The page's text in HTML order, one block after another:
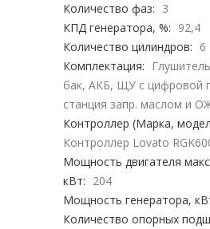
Количество фаз: 3
КПД генератора, %: 92,4
Количество цилиндров: 6
Комплектация:
бак, АКБ, ЩУ с цифровой
станция запр. маслом и
Контроллер (Марка,
Контроллер Lovato
Мощность двигателя
кВт: 204
Мощность генератора,
Количество опорных